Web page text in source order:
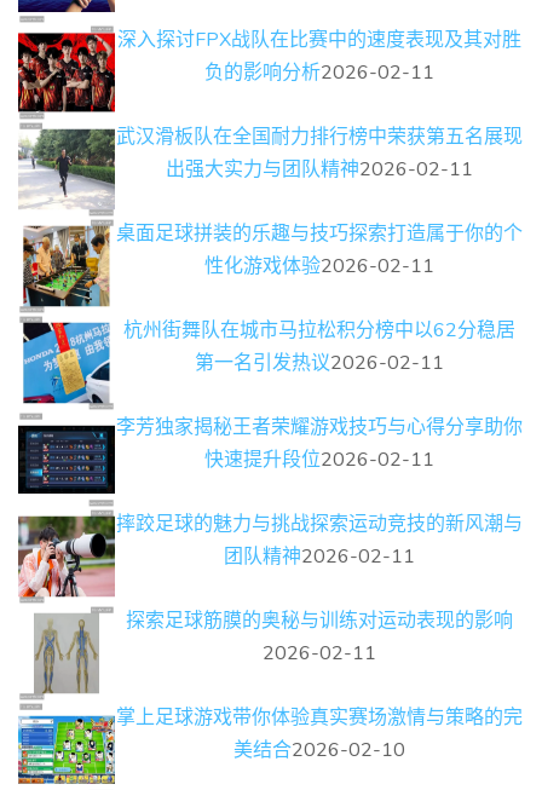
深入探讨FPX战队在比赛中的速度表现及其对胜
负的影响分析2026-02-11
武汉滑板队在全国耐力排行榜中荣获第五名展现
出强大实力与团队精神2026-02-11
桌面足球拼装的乐趣与技巧探索打造属于你的个
性化游戏体验2026-02-11
杭州街舞队在城市马拉松积分榜中以62分稳居
第一名引发热议2026-02-11
李芳独家揭秘王者荣耀游戏技巧与心得分享助你
快速提升段位2026-02-11
摔跤足球的魅力与挑战探索运动竞技的新风潮与
团队精神2026-02-11
探索足球筋膜的奥秘与训练对运动表现的影响
2026-02-11
掌上足球游戏带你体验真实赛场激情与策略的完
美结合2026-02-10